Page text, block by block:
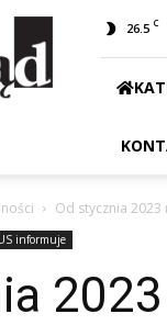
26.5 C
Od stycznia 2023
informuje